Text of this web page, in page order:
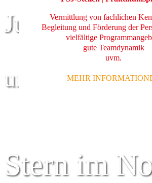
Jugend
und Familie
Stern im
Vermittlung von fachlichen
Begleitung und Förderung der
vielfältige
gute Teamdynamik
uvm.
MEHR